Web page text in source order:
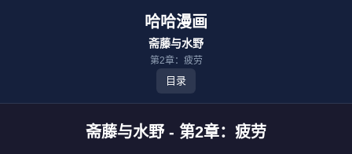
哈哈漫画
斋藤与水野
第2章：疲劳
目录
斋藤与水野 - 第2章：疲劳